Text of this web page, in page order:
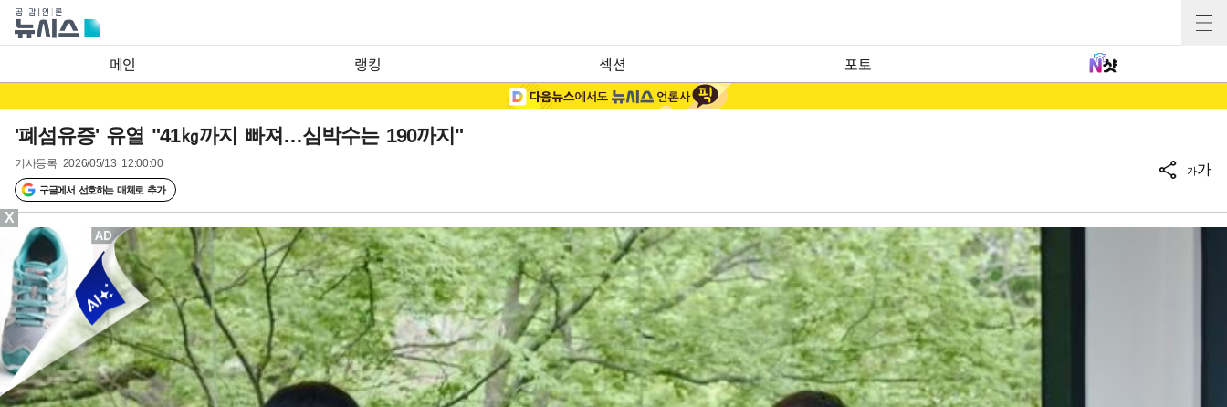
메인 랭킹 섹션 포토
'폐섬유증' 유열 "41㎏까지 빠져…심박수는 190까지"
기사등록 2026/05/13 12:00:00
구글에서 선호하는 매체로 추가
가가
X